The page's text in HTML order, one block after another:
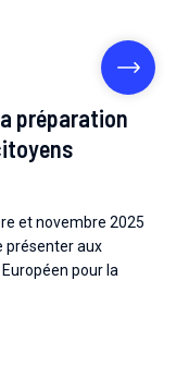
préparation
et novembre 2025
présenter aux
pour la